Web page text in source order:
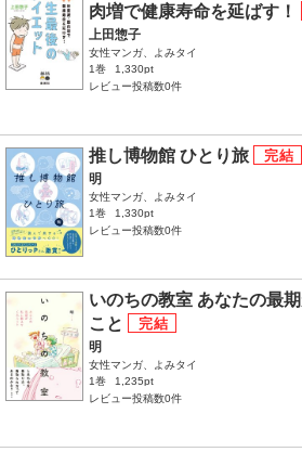
肉増で健康寿命を延ばす！
上田惣子
女性マンガ、よみタイ
1巻
1,330pt
レビュー投稿数0件
推し博物館 ひとり旅
明
女性マンガ、よみタイ
1巻
1,330pt
レビュー投稿数0件
いのちの教室 あなたの最
こと
明
女性マンガ、よみタイ
1巻
1,235pt
レビュー投稿数0件